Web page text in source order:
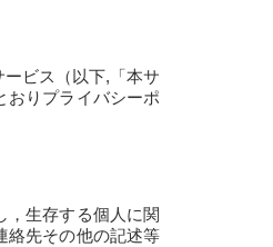
ービス（以下,「本サ
おりプライバシーポ
，生存する個人に関
絡先その他の記述等